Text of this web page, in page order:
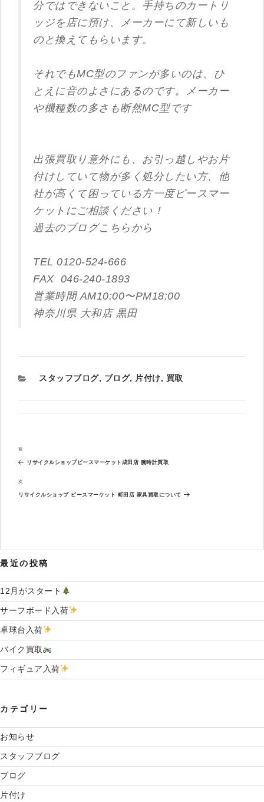
分ではできないこと。手持ちのカートリ
ッジを店に預け、メーカーにて新しいも
のと換えてもらいます。
それでもMC型のファンが多いのは、ひ
とえに音のよさにあるのです。メーカー
や機種数の多さも断然MC型です
出張買取り意外にも、お引っ越しやお片
付けしていて物が多く処分したい方、他
社が高くて困っている方一度ピースマー
ケットにご相談ください！
過去のブログこちらから
TEL 0120-524-666
FAX ‭ 046-240-1893‬
営業時間 AM10:00〜PM18:00
神奈川県 大和店 黒田
カ
スタッフブログ, ブログ, 片付け, 買取
稿
ナ
ゲ
ー
過
去
投
稿
前
リサイクルショップピースマーケット成田店 腕時計買取
次
の
次
リサイクルショップ ピースマーケット 町田店 家具買取について
最近の投稿
12月がスタート
サーフボード入荷
卓球台入荷
バイク買取
フィギュア入荷
カテゴリー
お知らせ
スタッフブログ
ブログ
片付け